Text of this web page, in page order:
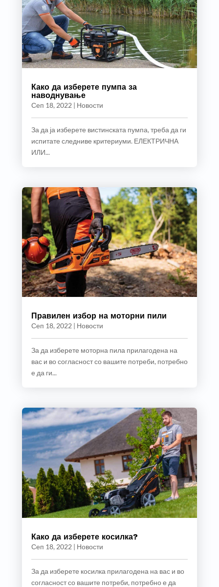
Како да изберете пумпа за
наводнување
Сеп 18, 2022 | Новости
За да ја изберете вистинската пумпа, треба да ги
испитате следниве критериуми. ЕЛЕКТРИЧНА
ИЛИ...
Правилен избор на моторни пили
Сеп 18, 2022 | Новости
За да изберете моторна пила прилагодена на
вас и во согласност со вашите потреби, потребно
е да ги...
Како да изберете косилка?
Сеп 18, 2022 | Новости
За да изберете косилка прилагодена на вас и во
согласност со вашите потреби, потребно е да